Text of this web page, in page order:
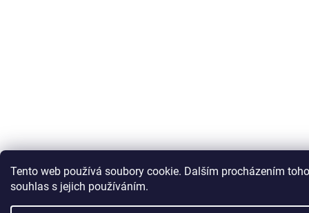
Tento web používá soubory cookie. Dalším procházením
souhlas s jejich používáním.